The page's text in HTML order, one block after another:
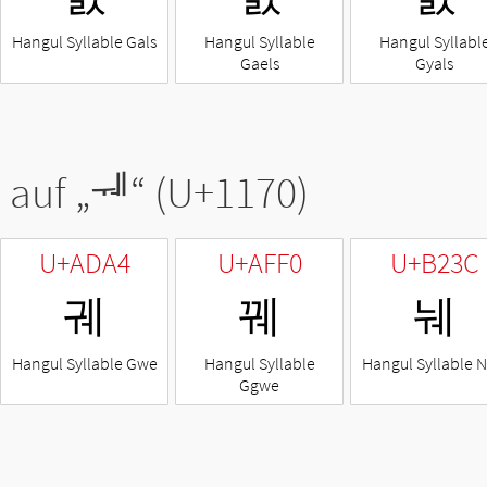
Hangul Syllable Gals
Hangul Syllable
Gaels
Hangul
Gyals
„ᅰ“ (U+1170)
U+ADA4
궤
Hangul Syllable Gwe
U+AFF0
꿰
Hangul Syllable
Ggwe
U+B23C
눼
Hangul Syllable